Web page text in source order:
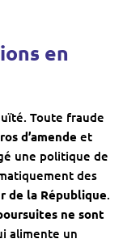
en
Toute fraude
d’amende et
une politique de
des
de la République.
ne sont
alimente un